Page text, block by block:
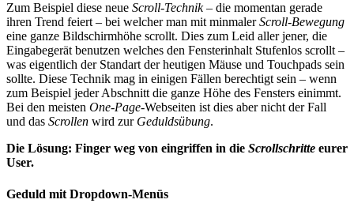
Zum Beispiel diese neue Scroll-Technik– die momentan gerade
ihren Trend feiert – bei welcher man mit minmalerScroll-Bewegung
eine ganze Bildschirmhöhe scrollt. Dies zum Leid aller jener, die
Eingabegerät benutzen welches den Fensterinhalt Stufenlos scrollt –
was eigentlich der Standart der heutigen Mäuse und Touchpads sein
sollte. Diese Technik mag in einigen Fällen berechtigt sein – wenn
zum Beispiel jeder Abschnitt die ganze Höhe des Fensters einimmt.
Bei den meisten One-Page-Webseiten ist dies aber nicht der Fall
und das Scrollen wird zur Geduldsübung.
Die Lösung: Finger weg von eingriffen in die Scrollschritte eurer
User.
Geduld mit Dropdown-Menüs